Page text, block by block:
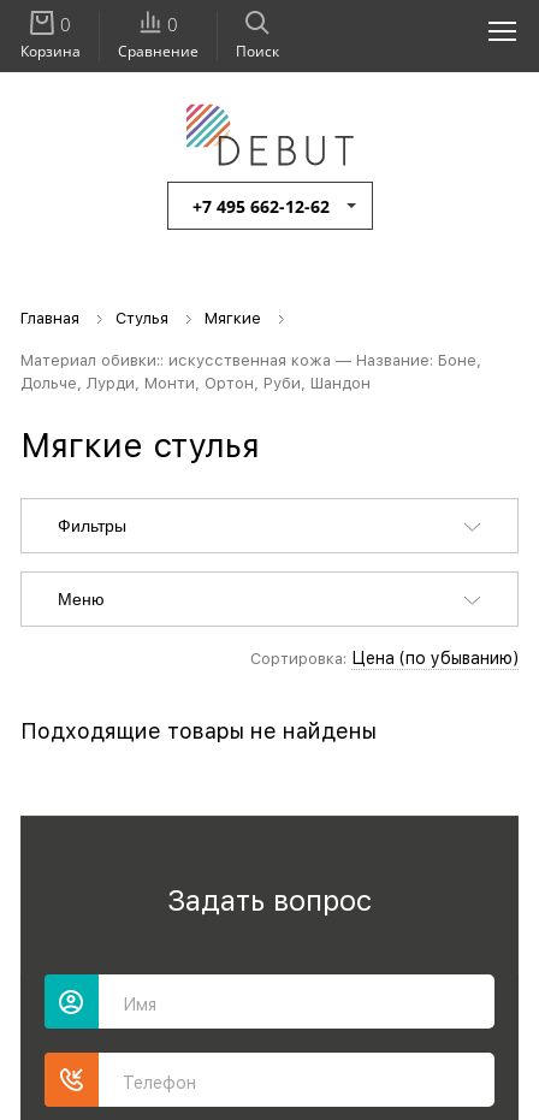
+7 495 662-12-62
Поиск
0
Сравнение
0
Корзина
Главная Стулья Мягкие
Материал обивки:: искусственная кожа — Название: Боне,
Дольче, Лурди, Монти, Ортон, Руби, Шандон
Мягкие стулья
Фильтры
Меню
Сортировка: Цена (по убыванию)
Подходящие товары не найдены
Задать вопрос
Имя
Телефон